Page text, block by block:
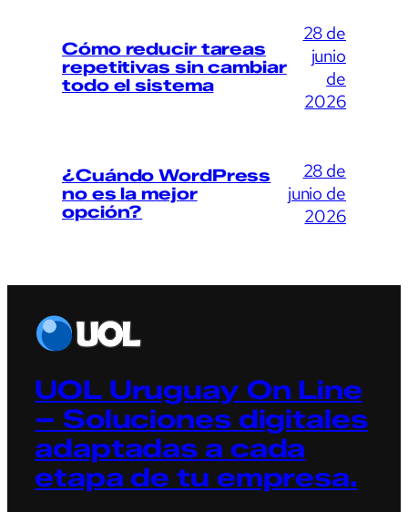
Cómo reducir tareas
repetitivas sin cambiar
todo el sistema
28 de
junio
de
2026
¿Cuándo WordPress
no es la mejor
opción?
28 de
junio de
2026
UOL Uruguay On Line
– Soluciones digitales
adaptadas a cada
etapa de tu empresa.